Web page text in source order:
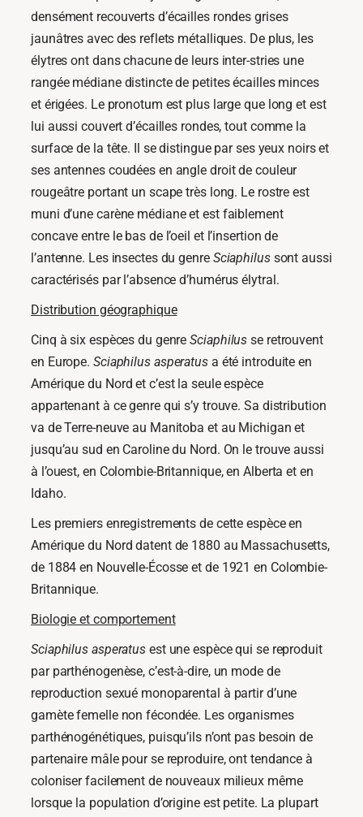
densément recouverts d’écailles rondes grises
jaunâtres avec des reflets métalliques. De plus, les
élytres ont dans chacune de leurs inter-stries une
rangée médiane distincte de petites écailles minces
et érigées. Le pronotum est plus large que long et est
lui aussi couvert d’écailles rondes, tout comme la
surface de la tête. Il se distingue par ses yeux noirs et
ses antennes coudées en angle droit de couleur
rougeâtre portant un scape très long. Le rostre est
muni d’une carène médiane et est faiblement
concave entre le bas de l’oeil et l’insertion de
l’antenne. Les insectes du genreSciaphilus sont aussi
caractérisés par l’absence d’humérus élytral.
Distribution géographique
Cinq à six espèces du genreSciaphilus se retrouvent
en Europe. Sciaphilus asperatusa été introduite en
Amérique du Nord et c’est la seule espèce
appartenant à ce genre qui s’y trouve. Sa distribution
va de Terre-neuve au Manitoba et au Michigan et
jusqu’au sud en Caroline du Nord. On le trouve aussi
à l’ouest, en Colombie-Britannique, en Alberta et en
Idaho.
Les premiers enregistrements de cette espèce en
Amérique du Nord datent de 1880 au Massachusetts,
de 1884 en Nouvelle-Écosse et de 1921 en Colombie-
Britannique.
Biologie et comportement
Sciaphilus asperatus est une espèce qui se reproduit
par parthénogenèse, c’est-à-dire, un mode de
reproduction sexué monoparental à partir d’une
gamète femelle non fécondée. Les organismes
parthénogénétiques, puisqu’ils n’ont pas besoin de
partenaire mâle pour se reproduire, ont tendance à
coloniser facilement de nouveaux milieux même
lorsque la population d’origine est petite. La plupart